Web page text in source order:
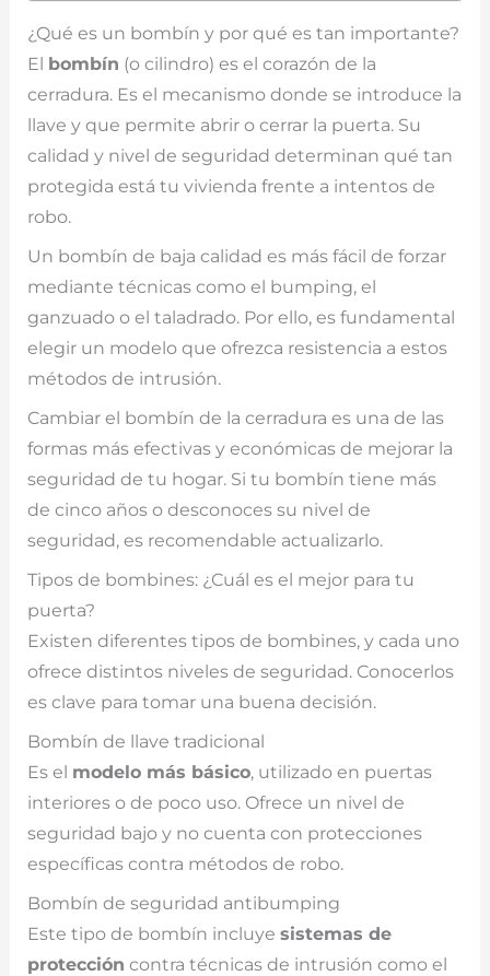
¿Qué es un bombín y por qué es tan importante?
El bombín (o cilindro) es el corazón de la
cerradura. Es el mecanismo donde se introduce la
llave y que permite abrir o cerrar la puerta. Su
calidad y nivel de seguridad determinan qué tan
protegida está tu vivienda frente a intentos de
robo.
Un bombín de baja calidad es más fácil de forzar
mediante técnicas como el bumping, el
ganzuado o el taladrado. Por ello, es fundamental
elegir un modelo que ofrezca resistencia a estos
métodos de intrusión.
Cambiar el bombín de la cerradura es una de las
formas más efectivas y económicas de mejorar la
seguridad de tu hogar. Si tu bombín tiene más
de cinco años o desconoces su nivel de
seguridad, es recomendable actualizarlo.
Tipos de bombines: ¿Cuál es el mejor para tu
puerta?
Existen diferentes tipos de bombines, y cada uno
ofrece distintos niveles de seguridad. Conocerlos
es clave para tomar una buena decisión.
Bombín de llave tradicional
Es el modelo más básico, utilizado en puertas
interiores o de poco uso. Ofrece un nivel de
seguridad bajo y no cuenta con protecciones
específicas contra métodos de robo.
Bombín de seguridad antibumping
Este tipo de bombín incluye sistemas de
protección contra técnicas de intrusión como el